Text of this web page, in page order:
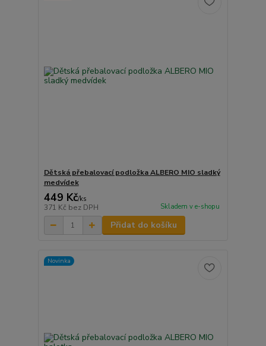
Dětská přebalovací podložka ALBERO MIO sladký
medvídek
449 Kč/ks
371 Kč bez DPH Skladem v e-shopu
Přidat do košíku
Novinka